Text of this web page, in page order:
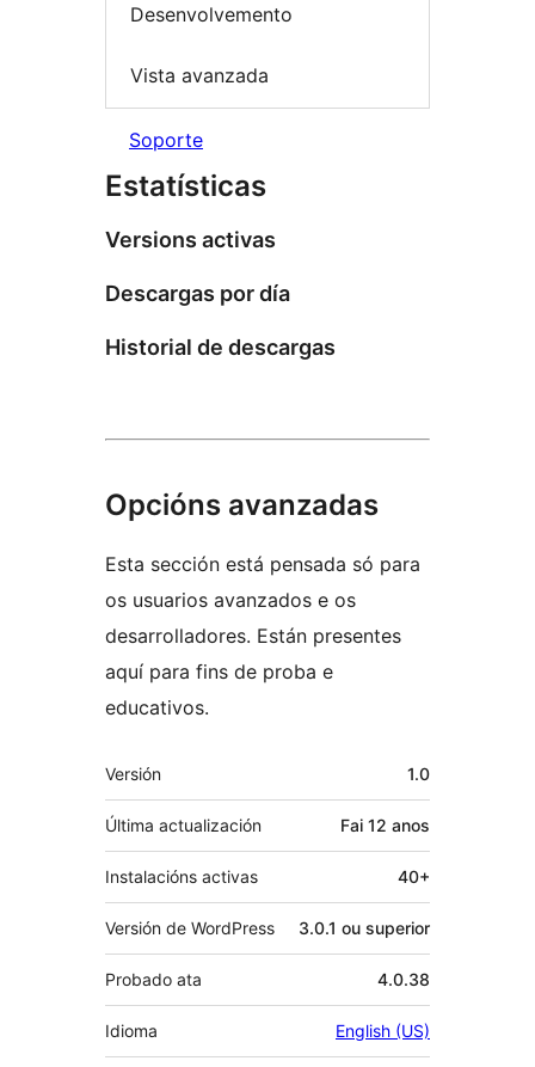
Desenvolvemento
Vista avanzada
Soporte
Estatísticas
Versions activas
Descargas por día
Historial de descargas
Opcións avanzadas
Esta sección está pensada só para
os usuarios avanzados e os
desarrolladores. Están presentes
aquí para fins de proba e
educativos.
Meta
Versión 1.0
Última actualización Fai 12 anos
Instalacións activas 40+
Versión de WordPress 3.0.1 ou superior
Probado ata 4.0.38
Idioma English (US)